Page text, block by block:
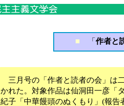
■ 「 作者と
三月号の「作者と読者の会」は
かれた。対象作品は仙洞田一彦「
紀子「中華饅頭のぬくもり」(報